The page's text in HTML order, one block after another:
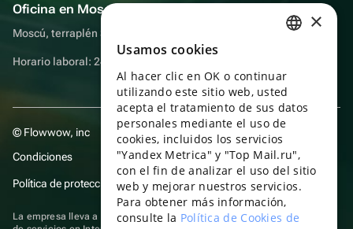
Oficina en Moscú
Moscú, terraplén Sadovnicheskaya, 9, sala 2/3
Horario laboral: 24 horas
© Flowwow, inc
Condiciones
Política de protección y privacidad de datos
La empresa lleva a cabo su actividad en el ámbito de las TI: prestación
ENGLISH
UKRAINIAN
PORTUGUESE
SPANISH
HUNGARIAN
ITALIAN
×
Usamos cookies
Al hacer clic en OK o continuar
utilizando este sitio web, usted
acepta el tratamiento de sus datos
personales mediante el uso de
cookies, incluidos los servicios
"Yandex Metrica" y "Top Mail.ru",
con el fin de analizar el uso del sitio
web y mejorar nuestros servicios.
Para obtener más información,
consulte la Política de Cookies de